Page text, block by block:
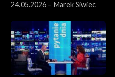
24.05.2026 – Marek Siwiec